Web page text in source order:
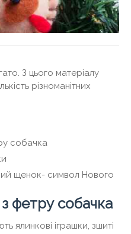
З цього матеріалу
різноманітних
собачка
щенок- символ Нового
фетру собачка
ялинкові іграшки, зшиті